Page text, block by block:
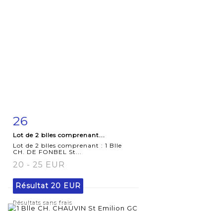
26
Lot de 2 blles comprenant...
Lot de 2 blles comprenant : 1 Blle
CH. DE FONBEL St...
20 - 25 EUR
Résultat 20 EUR
Résultats sans frais